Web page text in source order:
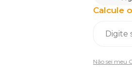
Calcule
Não sei meu